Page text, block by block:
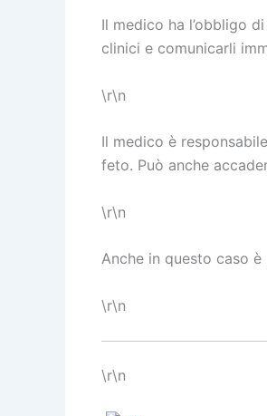
Il medico ha l’obbligo
clinici e comunicarli
\r\n
Il medico è
feto. Può anche
\r\n
Anche in questo caso
\r\n
\r\n